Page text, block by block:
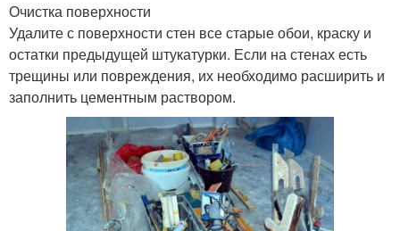
Очистка поверхности
Удалите с поверхности стен все старые обои, краску и
остатки предыдущей штукатурки. Если на стенах есть
трещины или повреждения, их необходимо расширить и
заполнить цементным раствором.